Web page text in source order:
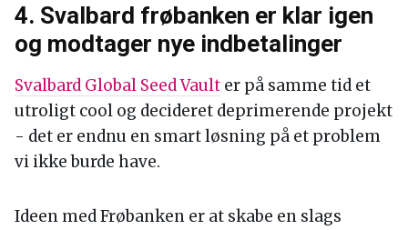
4. Svalbard frøbanken er klar igen
og modtager nye indbetalinger
Svalbard Global Seed Vault er på samme tid et
utroligt cool og decideret deprimerende projekt
- det er endnu en smart løsning på et problem
vi ikke burde have.
Ideen med Frøbanken er at skabe en slags